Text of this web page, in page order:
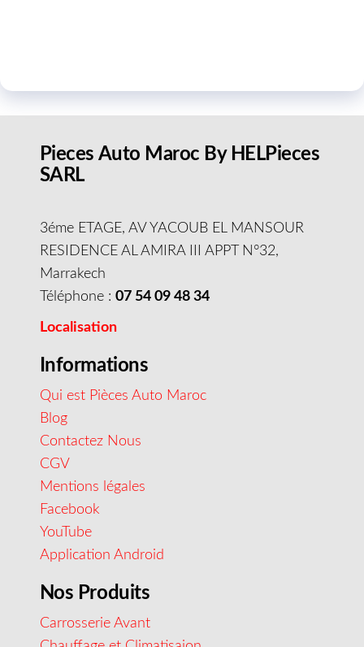
Pieces Auto Maroc By HELPieces
SARL
3éme ETAGE, AV YACOUB EL MANSOUR
RESIDENCE AL AMIRA III APPT N°32,
Marrakech
Téléphone : 07 54 09 48 34
Localisation
Informations
Qui est Pièces Auto Maroc
Blog
Contactez Nous
CGV
Mentions légales
Facebook
YouTube
Application Android
Nos Produits
Carrosserie Avant